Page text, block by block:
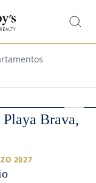
Brava,
2027